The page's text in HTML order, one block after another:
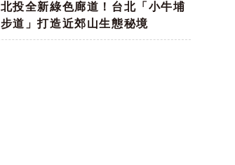
北投全新綠色廊道！台北「小牛埔
步道」打造近郊山生態秘境